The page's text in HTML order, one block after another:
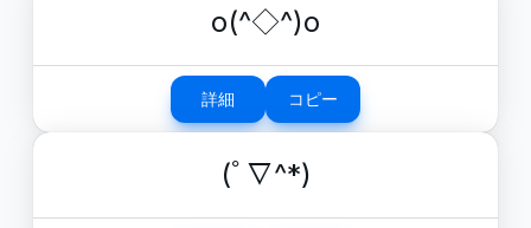
o(^◇^)o
詳細 コピー
(ﾟ∇^*)